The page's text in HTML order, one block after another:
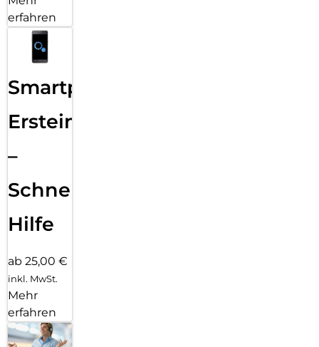
erfahren
Smartphone
Ersteinrichtung
–
Schnelle
Hilfe
ab 25,00 €
inkl. MwSt.
Mehr
erfahren